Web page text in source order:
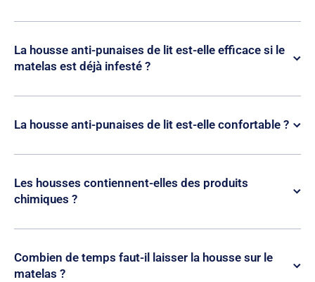
La housse anti-punaises de lit est-elle efficace si le
matelas est déjà infesté ?
La housse anti-punaises de lit est-elle confortable ?
Les housses contiennent-elles des produits
chimiques ?
Combien de temps faut-il laisser la housse sur le
matelas ?